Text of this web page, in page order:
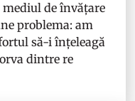
mediul de învățare
problema: am
să-i înțeleagă
dintre re